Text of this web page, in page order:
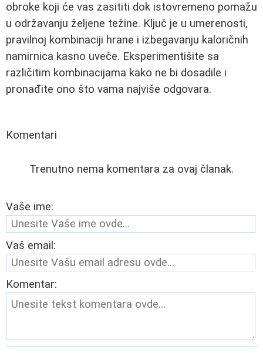
obroke koji će vas zasititi dok istovremeno pomažu
u održavanju željene težine. Ključ je u umerenosti,
pravilnoj kombinaciji hrane i izbegavanju kaloričnih
namirnica kasno uveče. Eksperimentišite sa
različitim kombinacijama kako ne bi dosadile i
pronađite ono što vama najviše odgovara.
Komentari
Trenutno nema komentara za ovaj članak.
Vaše ime:
Vaš email:
Komentar: